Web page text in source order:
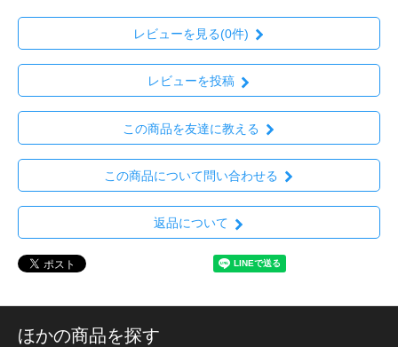
レビューを見る(0件)
レビューを投稿
この商品を友達に教える
この商品について問い合わせる
返品について
ほかの商品を探す